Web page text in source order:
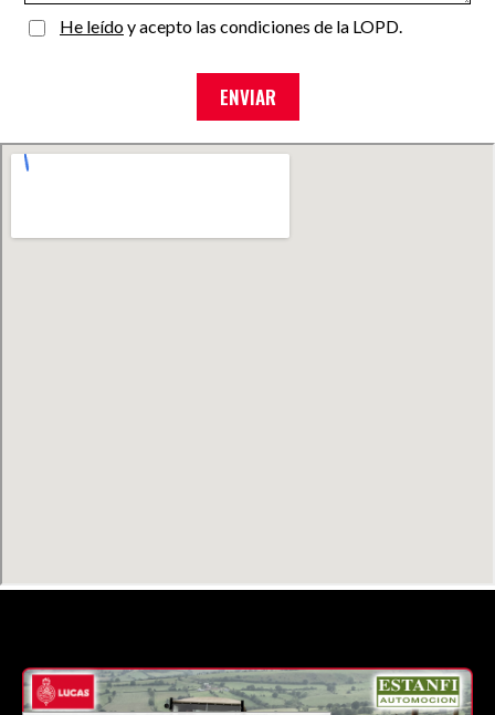
He leídoy acepto las condiciones de la LOPD.